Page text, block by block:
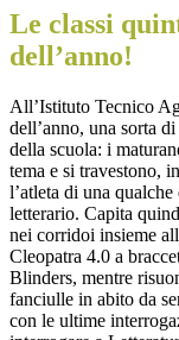
Le classi
dell’anno!
All’Istituto Tecnico
dell’anno, una sorta
della scuola: i
tema e si travestono,
l’atleta di una
letterario. Capita
nei corridoi insieme
Cleopatra 4.0 a
Blinders, mentre
fanciulle in abito da
con le ultime